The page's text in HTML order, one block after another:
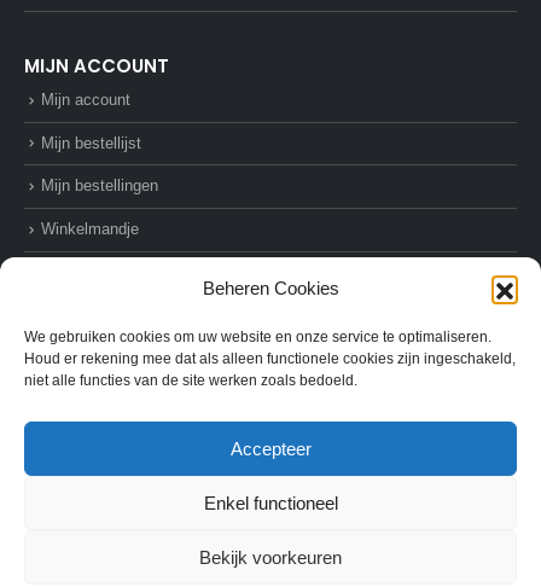
Beheren Cookies
We gebruiken cookies om uw website en onze service te optimaliseren.
Houd er rekening mee dat als alleen functionele cookies zijn ingeschakeld,
niet alle functies van de site werken zoals bedoeld.
Accepteer
Enkel functioneel
Bekijk voorkeuren
MIJN ACCOUNT
Mijn account
Mijn bestellijst
Mijn bestellingen
Winkelmandje